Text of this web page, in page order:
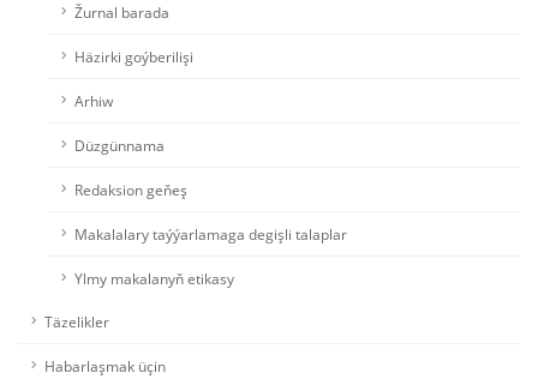
Žurnal barada
Häzirki goýberilişi
Arhiw
Düzgünnama
Redaksion geňeş
Makalalary taýýarlamaga degişli talaplar
Ylmy makalanyň etikasy
Täzelikler
Habarlaşmak üçin